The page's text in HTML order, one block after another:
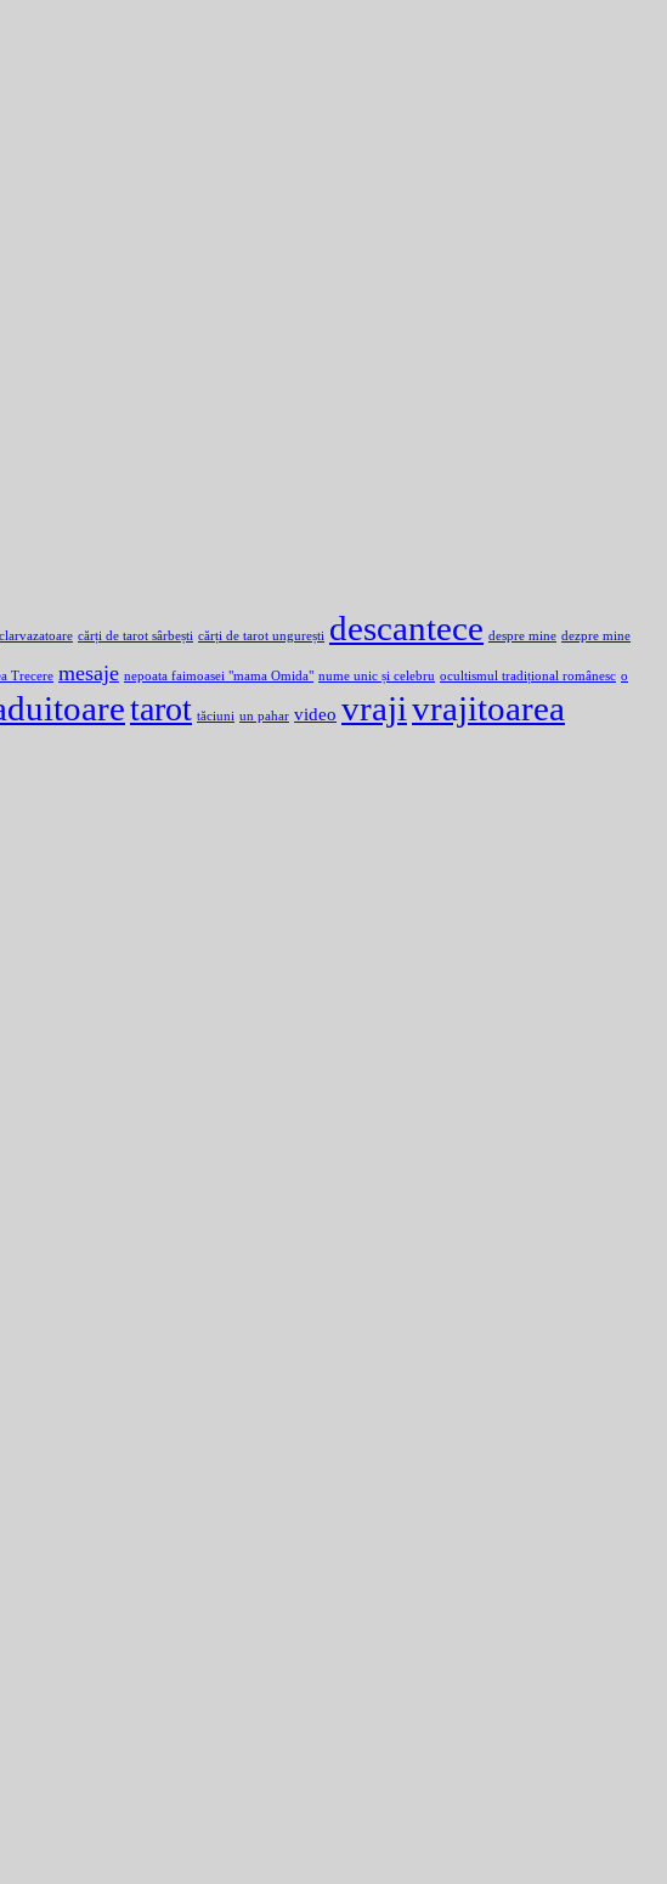
clarvazatoare cărți de tarot sârbești cărți de tarot ungurești descantece despre mine dezpre mine
Trecere mesaje nepoata faimoasei "mama Omida" nume unic și celebru ocultismul tradițional românesc o
tarot tăciuni un pahar video vrajivrajitoarea